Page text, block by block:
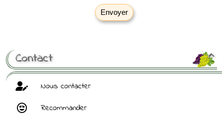
Envoyer

Contact
Nous contacter
Recommander